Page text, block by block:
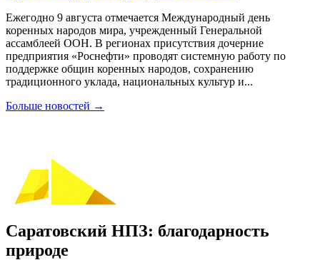
Ежегодно 9 августа отмечается Международный день
коренных народов мира, учрежденный Генеральной
ассамблеей ООН. В регионах присутствия дочерние
предприятия «Роснефти» проводят системную работу по
поддержке общин коренных народов, сохранению
традиционного уклада, национальных культур и...
Больше новостей →
Саратовский НПЗ: благодарность
природе